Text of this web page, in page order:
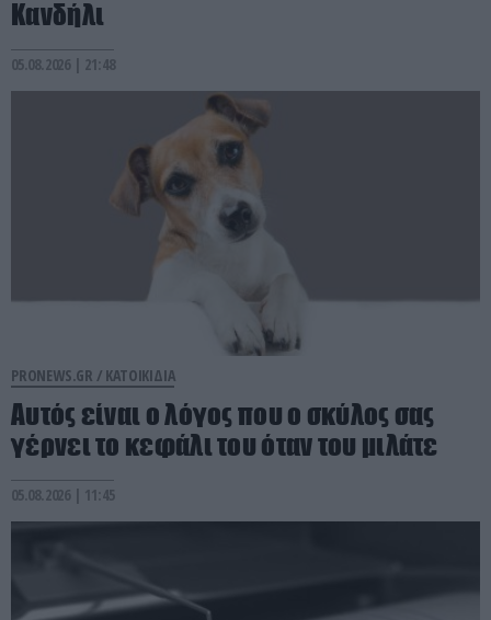
Κανδήλι
05.08.2026 | 21:48
PRONEWS.GR / ΚΑΤΟΙΚΙΔΙΑ
Αυτός είναι ο λόγος που ο σκύλος σας
γέρνει το κεφάλι του όταν του μιλάτε
05.08.2026 | 11:45